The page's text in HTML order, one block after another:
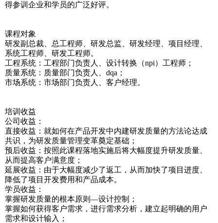
得参训企业和学员的广泛好评。
课程对象
研发副总裁、总工程师、研发总监、研发经理、项目经理、
系统工程师、研发工程师。
工程系统：工程部门负责人、设计转换（npi）工程师；
质量系统：质量部门负责人、dqa；
市场系统：市场部门负责人、客户经理。
培训收益
公司收益：
直接收益：就如何在产品开发中内建研发质量的方法论达成
共识，为研发质量管理变革奠定基础；
预后收益：按照此课程落地实施后将大幅度提升研发质量、
从而提高客户满意度；
延展收益：由于大幅度减少了返工，从而加快了项目进度、
降低了项目开发费用和产品成本。
学员收益：
掌握研发质量的根本原则—设计控制；
掌握如何获得客户需求，进行需求分析，建立起明确的用户
需求和设计输入；